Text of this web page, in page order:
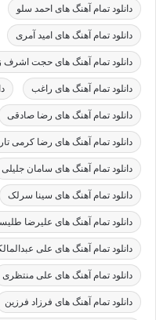
دانلود تمام آهنگ های احمد سلو
دانلود تمام آهنگ های امید آمری
دانلود تمام آهنگ های حجت اشرف
دانلود تمام آهنگ های راغب
دانلود تمام آهنگ های رضا صادقی
دانلود تمام آهنگ های رضا کرمی
دانلود تمام آهنگ های سامان جلیلی
دانلود تمام آهنگ های سینا سرلک
دانلود تمام آهنگ های علیرضا
دانلود تمام آهنگ های علی
دانلود تمام آهنگ های علی منتظری
دانلود تمام آهنگ های فرزاد فرزین